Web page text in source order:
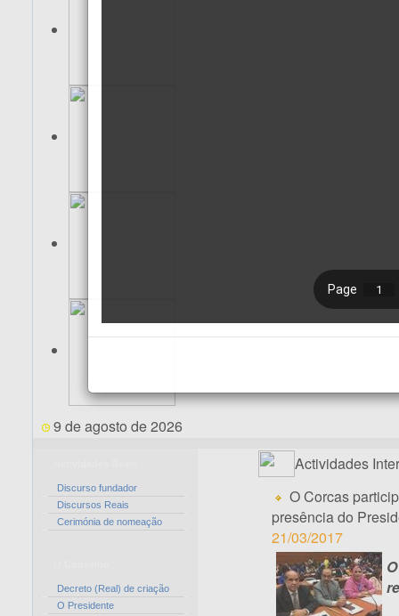
9 de agosto de 2026
Discurso fundador
Discursos Reais
Cerimónia de nomeação
Decreto (Real) de criação
O Presidente
Actividades
O Corcas
presência do
21/03/2017